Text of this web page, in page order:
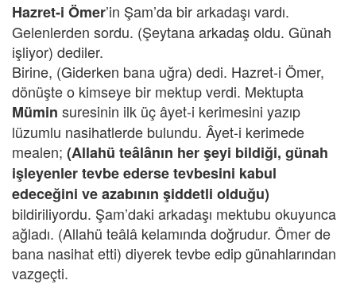
Hazret-i Ömer’in Şam’da bir arkadaşı vardı.
Gelenlerden sordu. (Şeytana arkadaş oldu. Günah
işliyor) dediler.
Birine, (Giderken bana uğra) dedi. Hazret-i Ömer,
dönüşte o kimseye bir mektup verdi. Mektupta
Mümin suresinin ilk üç âyet-i kerimesini yazıp
lüzumlu nasihatlerde bulundu. Âyet-i kerimede
mealen; (Allahü teâlânın her şeyi bildiği, günah
işleyenler tevbe ederse tevbesini kabul
edeceğini ve azabının şiddetli olduğu)
bildiriliyordu. Şam’daki arkadaşı mektubu okuyunca
ağladı. (Allahü teâlâ kelamında doğrudur. Ömer de
bana nasihat etti) diyerek tevbe edip günahlarından
vazgeçti.